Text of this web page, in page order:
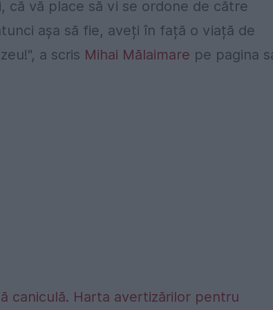
că vă place să vi se ordone de către
așa să fie, aveți în față o viață de
a scris Mihai Mălaimare pe pagina
caniculă. Harta avertizărilor pentru